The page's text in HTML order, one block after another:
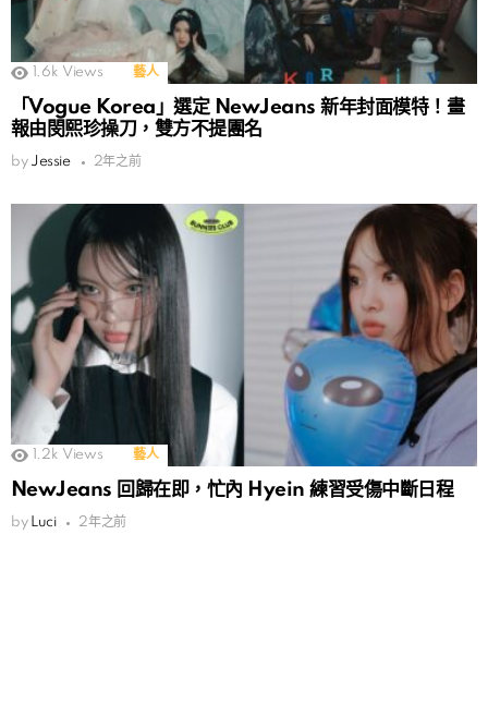
1.6k Views 藝人
「Vogue Korea」選定 NewJeans 新年封面模特！畫
報由閔熙珍操刀，雙方不提團名
by Jessie 2年之前
1.2k Views 藝人
NewJeans 回歸在即，忙內 Hyein 練習受傷中斷日程
by Luci 2年之前